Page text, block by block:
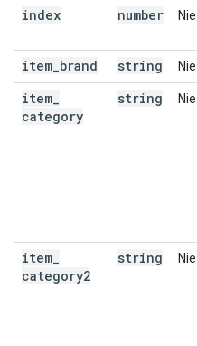
index number Nie
item brand string Nie
item
category
string Nie
item
category2
string Nie